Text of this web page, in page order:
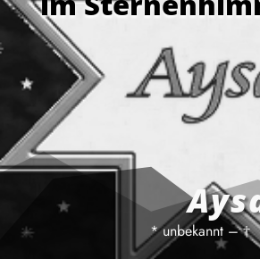
* unbekannt – †